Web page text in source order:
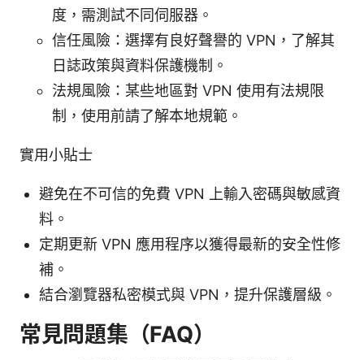
度，需測試不同伺服器。
信任風險：選擇有良好聲譽的 VPN，了解其
日誌政策與資料保護機制。
法規風險：某些地區對 VPN 使用有法規限
制，使用前請了解本地規範。
實用小貼士
避免在不可信的免費 VPN 上輸入密碼與敏感資
料。
定期更新 VPN 應用程序以獲得最新的安全性修
補。
結合瀏覽器私密模式與 VPN，提升保護層級。
常見問題集（FAQ）